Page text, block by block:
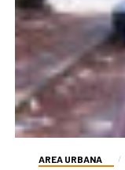
AREA URBANA